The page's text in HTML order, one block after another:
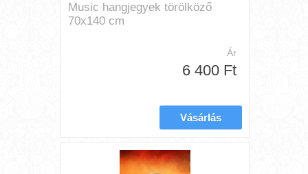
Music hangjegyek törölköző
70x140 cm
Ár
6 400 Ft